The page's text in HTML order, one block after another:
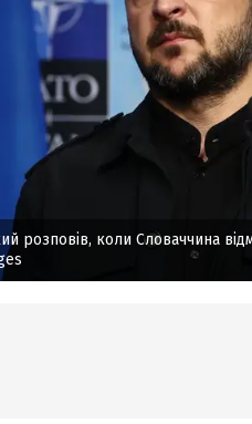
розповів, коли Словаччина